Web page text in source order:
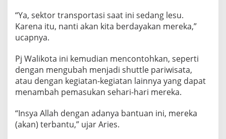
“Ya, sektor transportasi saat ini sedang lesu.
Karena itu, nanti akan kita berdayakan mereka,”
ucapnya.
Pj Walikota ini kemudian mencontohkan, seperti
dengan mengubah menjadi shuttle pariwisata,
atau dengan kegiatan-kegiatan lainnya yang dapat
menambah pemasukan sehari-hari mereka.
“Insya Allah dengan adanya bantuan ini, mereka
(akan) terbantu,” ujar Aries.